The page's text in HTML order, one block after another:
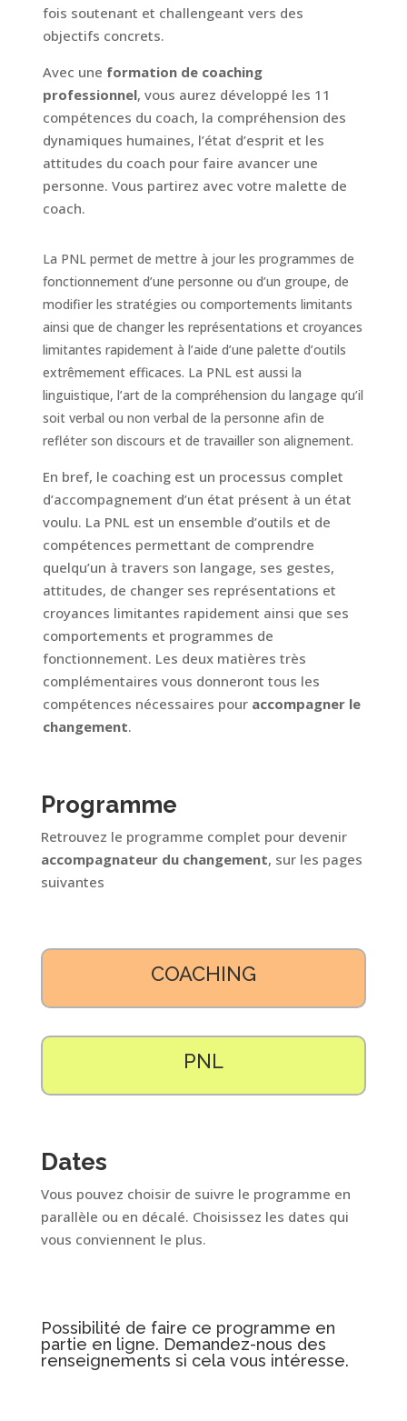
fois soutenant et challengeant vers des
objectifs concrets.
Avec une formation de coaching
professionnel, vous aurez développé les 11
compétences du coach, la compréhension des
dynamiques humaines, l’état d’esprit et les
attitudes du coach pour faire avancer une
personne. Vous partirez avec votre malette de
coach.
La PNL permet de mettre à jour les programmes de
fonctionnement d’une personne ou d’un groupe, de
modifier les stratégies ou comportements limitants
ainsi que de changer les représentations et croyances
limitantes rapidement à l’aide d’une palette d’outils
extrêmement efficaces. La PNL est aussi la
linguistique, l’art de la compréhension du langage qu’il
soit verbal ou non verbal de la personne afin de
refléter son discours et de travailler son alignement.
En bref, le coaching est un processus complet
d’accompagnement d’un état présent à un état
voulu. La PNL est un ensemble d’outils et de
compétences permettant de comprendre
quelqu’un à travers son langage, ses gestes,
attitudes, de changer ses représentations et
croyances limitantes rapidement ainsi que ses
comportements et programmes de
fonctionnement. Les deux matières très
complémentaires vous donneront tous les
compétences nécessaires pour accompagner le
changement.
Programme
Retrouvez le programme complet pour devenir
accompagnateur du changement, sur les pages
suivantes
COACHING
PNL
Dates
Vous pouvez choisir de suivre le programme en
parallèle ou en décalé. Choisissez les dates qui
vous conviennent le plus.
Possibilité de faire ce programme en
partie en ligne. Demandez-nous des
renseignements si cela vous intéresse.